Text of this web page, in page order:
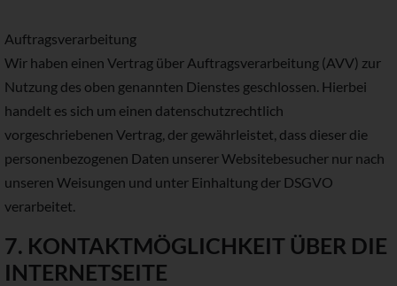
Auftragsverarbeitung
Wir haben einen Vertrag über Auftragsverarbeitung (AVV) zur
Nutzung des oben genannten Dienstes geschlossen. Hierbei
handelt es sich um einen datenschutzrechtlich
vorgeschriebenen Vertrag, der gewährleistet, dass dieser die
personenbezogenen Daten unserer Websitebesucher nur nach
unseren Weisungen und unter Einhaltung der DSGVO
verarbeitet.
7. KONTAKTMÖGLICHKEIT ÜBER DIE
INTERNETSEITE